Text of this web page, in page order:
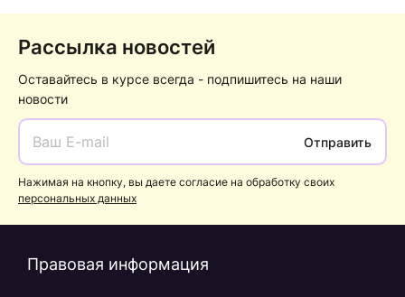
Рассылка новостей
Оставайтесь в курсе всегда - подпишитесь на наши
новости
Отправить
Нажимая на кнопку, вы даете согласие на обработку своих
персональных данных
Правовая информация